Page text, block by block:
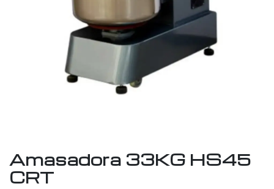
Amasadora 33KG HS45
CRT